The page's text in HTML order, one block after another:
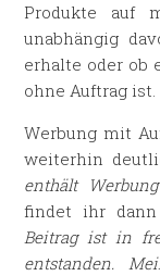
Produkte auf
unabhängig
erhalte oder ob
ohne Auftrag ist.
Werbung mit
weiterhin
enthält
findet ihr
Beitrag ist in
entstanden.